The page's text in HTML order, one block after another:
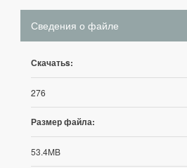
Сведения о файле
Скачатьs:
276
Размер файла:
53.4MB